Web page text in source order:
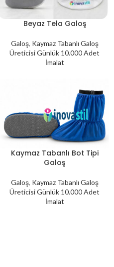
Beyaz Tela Galoş
Galoş, Kaymaz Tabanlı Galoş
Üreticisi Günlük 10.000 Adet
İmalat
Kaymaz Tabanlı Bot Tipi
Galoş
Galoş, Kaymaz Tabanlı Galoş
Üreticisi Günlük 10.000 Adet
İmalat